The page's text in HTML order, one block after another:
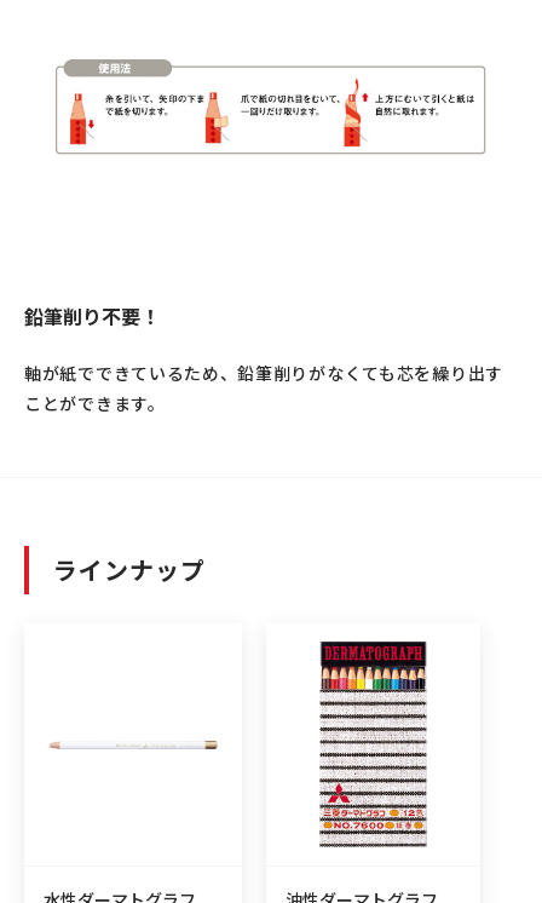
鉛筆削り不要！
軸が紙でできているため、鉛筆削りがなくても芯を繰り出す
ことができます。
ラインナップ